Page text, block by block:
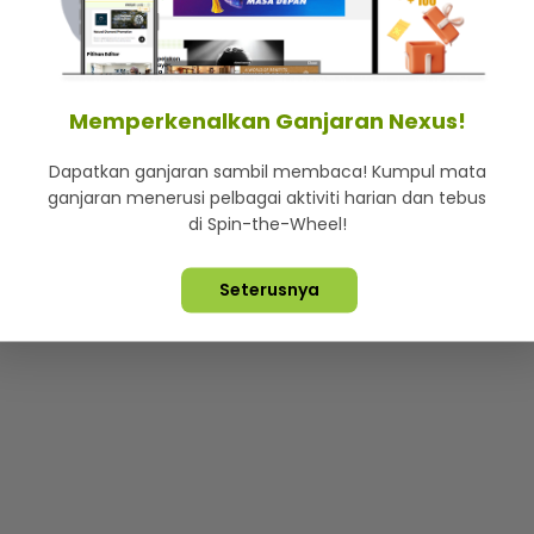
Lebih hot, viral dan sensasi
Terpelihara © 2026. Star Media Group Berhad [197101000523
Memperkenalkan Ganjaran Nexus!
Dapatkan ganjaran sambil membaca! Kumpul mata
ganjaran menerusi pelbagai aktiviti harian dan tebus
di Spin-the-Wheel!
Seterusnya